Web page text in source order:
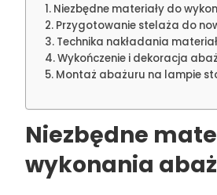
Niezbędne materiały do
Przygotowanie stelaża do
Technika nakładania
Wykończenie i dekoracja
Montaż abażuru na lampie
Niezbędne
wykonania